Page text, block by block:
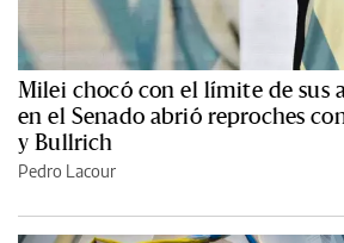
Milei chocó con el límite de sus
en el Senado abrió reproches
y Bullrich
Pedro Lacour